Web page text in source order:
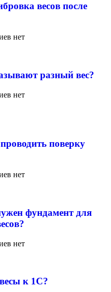
весов после
нет
разный вес?
нет
поверку
нет
фундамент для
нет
к 1С?